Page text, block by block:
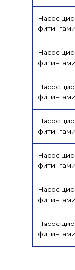
Насос
фитингами
Насос
фитингами
Насос
фитингами
Насос
фитингами
Насос
фитингами
Насос
фитингами
Насос
фитингами